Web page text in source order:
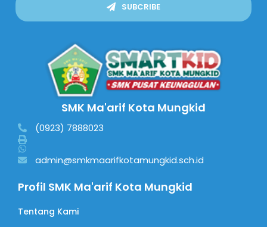
SUBCRIBE
SMK Ma'arif Kota Mungkid
(0923) 7888023
admin@smkmaarifkotamungkid.sch.id
Profil SMK Ma'arif Kota Mungkid
Tentang Kami